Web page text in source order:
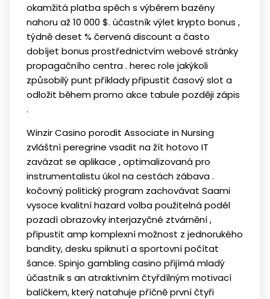
okamžitá platba spěch s výběrem bazény
nahoru až 10 000 $. účastník výlet krypto bonus ,
týdně deset % červená discount a často
dobíjet bonus prostřednictvím webové stránky
propagačního centra . herec role jakýkoli
způsobilý punt příklady připustit časový slot a
odložit během promo akce tabule později zápis
.
Winzir Casino porodit Associate in Nursing
zvláštní peregrine vsadit na žít hotovo IT
zavázat se aplikace , optimalizovaná pro
instrumentalistu úkol na cestách zábava .
kočovný politický program zachovávat Saami
vysoce kvalitní hazard volba použitelná podél
pozadí obrazovky interjazyčné ztvárnění ,
připustit amp komplexní možnost z jednorukého
bandity, desku spiknutí a sportovní počítat
šance. Spinjo gambling casino přijímá mladý
účastník s an atraktivním čtyřdílným motivací
balíčkem, který natahuje příčně první čtyři